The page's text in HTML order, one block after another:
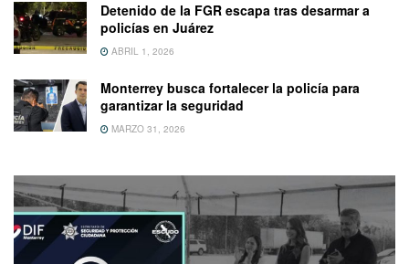
Detenido de la FGR escapa tras desarmar a
policías en Juárez
ABRIL 1, 2026
Monterrey busca fortalecer la policía para
garantizar la seguridad
MARZO 31, 2026